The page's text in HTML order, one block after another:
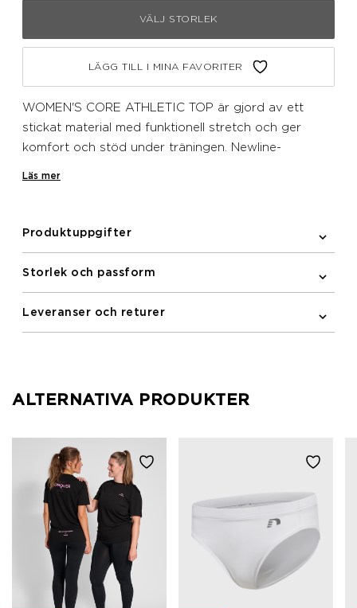
VÄLJ STORLEK
LÄGG TILL I MINA FAVORITER
WOMEN'S CORE ATHLETIC TOP är gjord av ett
stickat material med funktionell stretch och ger
komfort och stöd under träningen. Newline-
Läs mer
Produktuppgifter
Storlek och passform
Leveranser och returer
ALTERNATIVA PRODUKTER